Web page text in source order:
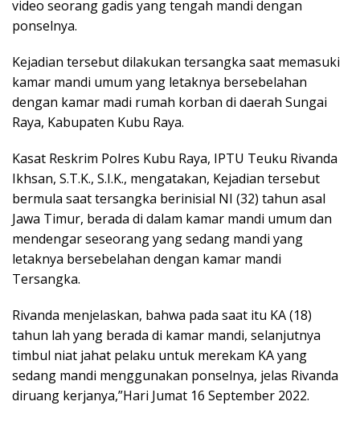
video seorang gadis yang tengah mandi dengan
ponselnya.
Kejadian tersebut dilakukan tersangka saat memasuki
kamar mandi umum yang letaknya bersebelahan
dengan kamar madi rumah korban di daerah Sungai
Raya, Kabupaten Kubu Raya.
Kasat Reskrim Polres Kubu Raya, IPTU Teuku Rivanda
Ikhsan, S.T.K., S.I.K., mengatakan, Kejadian tersebut
bermula saat tersangka berinisial NI (32) tahun asal
Jawa Timur, berada di dalam kamar mandi umum dan
mendengar seseorang yang sedang mandi yang
letaknya bersebelahan dengan kamar mandi
Tersangka.
Rivanda menjelaskan, bahwa pada saat itu KA (18)
tahun lah yang berada di kamar mandi, selanjutnya
timbul niat jahat pelaku untuk merekam KA yang
sedang mandi menggunakan ponselnya, jelas Rivanda
diruang kerjanya,”Hari Jumat 16 September 2022.